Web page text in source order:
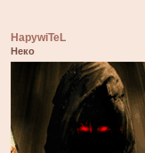
HapywiTeL
Неко